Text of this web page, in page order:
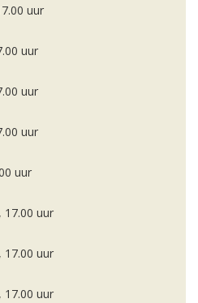
uur
uur
uur
uur
uur
17.00 uur
17.00 uur
17.00 uur